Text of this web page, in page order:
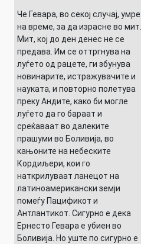
Че Гевара, во секој случај, умре
на време, за да израсне во мит.
Мит, кој до ден денес не се
предава. Им се оттргнува на
луѓето од рацете, ги збунува
новинарите, истражувачите и
науката, и повторно полетува
преку Андите, како би могле
луѓето да го бараат и
среќаваат во далеките
прашуми во Боливија, во
кањоните на небеските
Кордиљери, кои го
наткрилуваат ланецот на
латиноамерикански земји
помеѓу Пацификот и
Антлантикот. Сигурно е дека
Ернесто Гевара е убиен во
Боливија. Но уште по сигурно е